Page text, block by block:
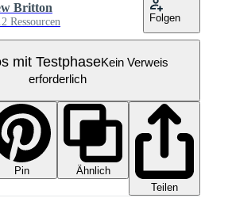
Britton
Ressourcen Folgen
mit TestphaseKein Verweis
erforderlich
Pin
Ähnlich
Teilen